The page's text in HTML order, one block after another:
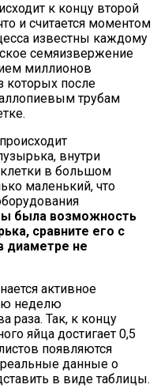
к концу второй
и считается моментом
известны каждому
семяизвержение
миллионов
которых после
трубам
внутри
клетки в большом
маленький, что
была возможность
сравните его с
диаметре не
активное
неделю
раза. Так, к концу
яйца достигает 0,5
появляются
данные о
в виде таблицы.